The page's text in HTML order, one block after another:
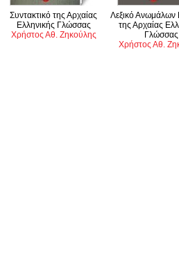
Συντακτικό της Αρχαίας
Ελληνικής Γλώσσας
Χρήστος Αθ. Ζηκούλης
Λεξικό
της Αρχαίας
Γλώσσας
Χρήστος Αθ.